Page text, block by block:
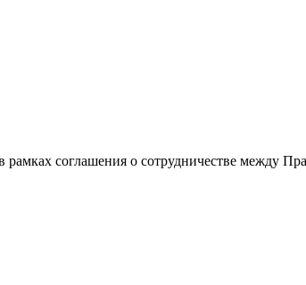
соглашения о сотрудничестве между